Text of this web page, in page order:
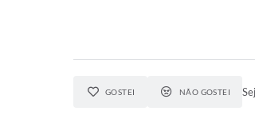
GOSTEI NÃO GOSTEI